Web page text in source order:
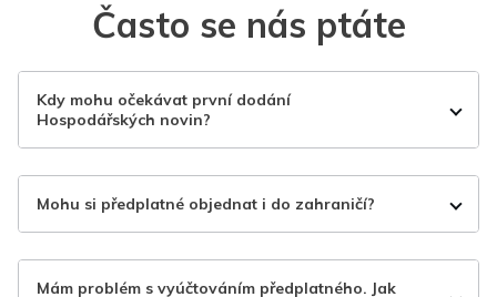
Často se nás ptáte
Kdy mohu očekávat první dodání
Hospodářských novin?
Mohu si předplatné objednat i do zahraničí?
Mám problém s vyúčtováním předplatného. Jak